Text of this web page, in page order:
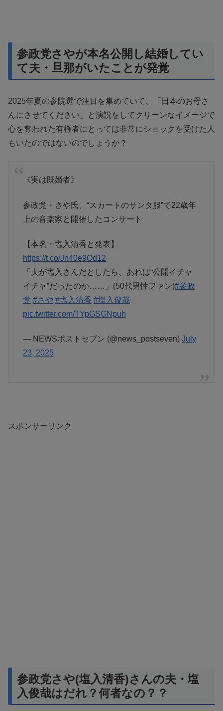
参政党さやが本名公開し結婚してい
て夫・旦那がいたことが発覚
2025年夏の参院選で注目を集めていて、「日本のお母さ
んにさせてください」と演説をしてクリーンなイメージで
心を奪われた有権者にとっては非常にショックを受けた人
もいたのではないのでしょうか？
《実は既婚者》
参政党・さや氏、“スカートのサンタ服”で22歳年
上の音楽家と開催したコンサート
【本名・塩入清香と発表】
https://t.co/Jn40e9Od12
「夫が塩入さんだとしたら、あれは“公開イチャ
イチャ”だったのか……」(50代男性ファン)#参政
党 #さや #塩入清香 #塩入俊哉
pic.twitter.com/TYpGSGNpuh
— NEWSポストセブン (@news_postseven) July
23, 2025
スポンサーリンク
参政党さや(塩入清香)さんの夫・塩
入俊哉はだれ？何者なの？？